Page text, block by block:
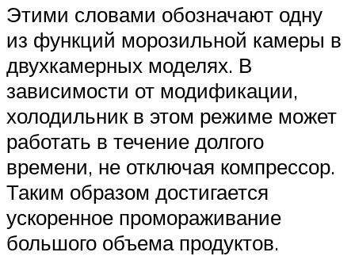
Этими словами обозначают одну
из функций морозильной камеры в
двухкамерных моделях. В
зависимости от модификации,
холодильник в этом режиме может
работать в течение долгого
времени, не отключая компрессор.
Таким образом достигается
ускоренное промораживание
большого объема продуктов.